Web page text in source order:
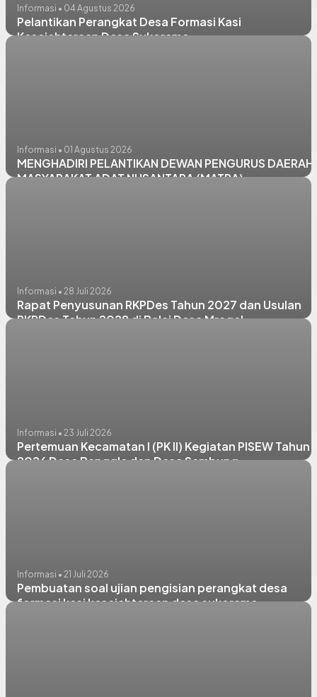
Informasi • 04 Agustus 2026
Pelantikan Perangkat Desa Formasi Kasi
Kesejahteraan Desa Sukorame
Informasi • 01 Agustus 2026
MENGHADIRI PELANTIKAN DEWAN PENGURUS DAERAH
MASYARAKAT ADAT NUSANTARA (MATRA)
Informasi • 28 Juli 2026
Rapat Penyusunan RKPDes Tahun 2027 dan Usulan
RKPDes Tahun 2028 di Balai Desa Mragel
Informasi • 23 Juli 2026
Pertemuan Kecamatan I (PK II) Kegiatan PISEW Tahun
2026 Desa Banggle dan Desa Sembung
Informasi • 21 Juli 2026
Pembuatan soal ujian pengisian perangkat desa
formasi kasi kesejahteraan desa sukorame